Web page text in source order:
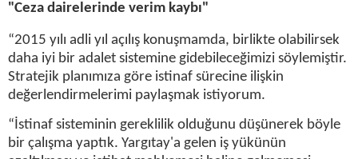
"Ceza dairelerinde verim kaybı"
“2015 yılı adli yıl açılış konuşmamda, birlikte olabilirsek
daha iyi bir adalet sistemine gidebileceğimizi söylemiştir.
Stratejik planımıza göre istinaf sürecine ilişkin
değerlendirmelerimi paylaşmak istiyorum.
“İstinaf sisteminin gereklilik olduğunu düşünerek böyle
bir çalışma yaptık. Yargıtay'a gelen iş yükünün